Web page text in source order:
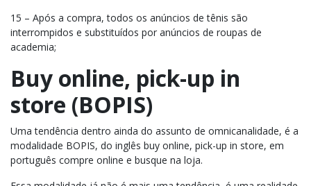
15 – Após a compra, todos os anúncios de tênis são
interrompidos e substituídos por anúncios de roupas de
academia;
Buy online, pick-up in
store (BOPIS)
Uma tendência dentro ainda do assunto de omnicanalidade, é a
modalidade BOPIS, do inglês buy online, pick-up in store, em
português compre online e busque na loja.